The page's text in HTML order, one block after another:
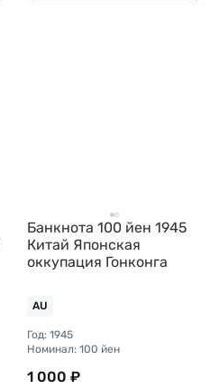
Банкнота 100 йен 1945
Китай Японская
оккупация Гонконга
AU
Год: 1945
Номинал: 100 йен
1 000 ₽